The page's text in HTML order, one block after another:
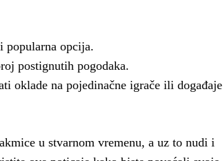
popularna opcija.
postignutih pogodaka.
oklade na pojedinačne igrače ili događaje
u stvarnom vremenu, a uz to nudi i